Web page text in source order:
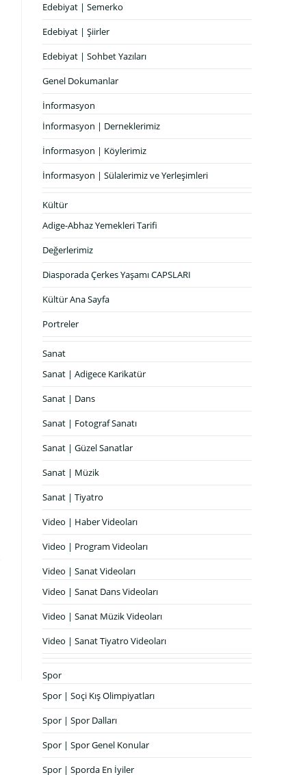
Edebiyat | Semerko
Edebiyat | Şiirler
Edebiyat | Sohbet Yazıları
Genel Dokumanlar
İnformasyon
İnformasyon | Derneklerimiz
İnformasyon | Köylerimiz
İnformasyon | Sülalerimiz ve Yerleşimleri
Kültür
Adige-Abhaz Yemekleri Tarifi
Değerlerimiz
Diasporada Çerkes Yaşamı CAPSLARI
Kültür Ana Sayfa
Portreler
Sanat
Sanat | Adigece Karikatür
Sanat | Dans
Sanat | Fotograf Sanatı
Sanat | Güzel Sanatlar
Sanat | Müzik
Sanat | Tiyatro
Video | Haber Videoları
Video | Program Videoları
Video | Sanat Videoları
Video | Sanat Dans Videoları
Video | Sanat Müzik Videoları
Video | Sanat Tiyatro Videoları
Spor
Spor | Soçi Kış Olimpiyatları
Spor | Spor Dalları
Spor | Spor Genel Konular
Spor | Sporda En İyiler